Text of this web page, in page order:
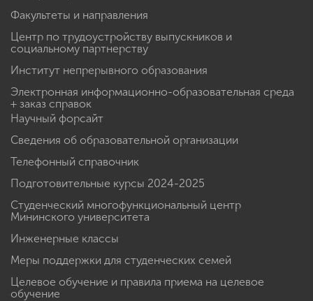
Факультеты и направления
Центр по трудоустройству выпускников и
социальному партнерству
Институт непрерывного образования
Электронная информационно-образовательная среда
+ заказ справок
Научный форсайт
Сведения об образовательной организации
Телефонный справочник
Подготовительные курсы 2024-2025
Студенческий многофункциональный центр
Мининского университета
Инженерные классы
Меры поддержки для студенческих семей
Целевое обучение и правила приема на целевое
обучение